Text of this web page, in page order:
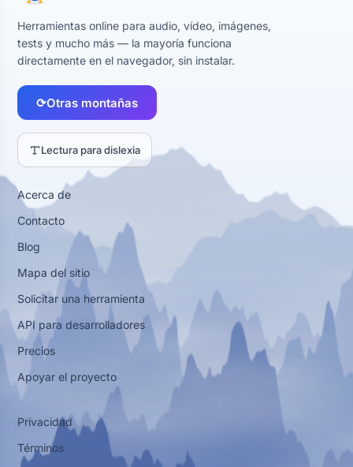
Herramientas online para audio, vídeo, imágenes,
tests y mucho más — la mayoría funciona
directamente en el navegador, sin instalar.
⟳Otras montañas
Lectura para dislexia
Acerca de
Contacto
Blog
Mapa del sitio
Solicitar una herramienta
API para desarrolladores
Precios
Apoyar el proyecto
Privacidad
Términos